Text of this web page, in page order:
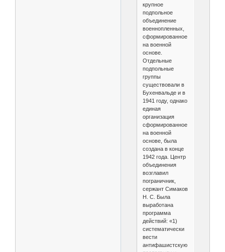
крупное
подпольное
объединение
военнопленных,
сформированное
на военной
основе.
Отдельные
подпольные
группы
существовали в
Бухенвальде и в
1941 году, однако
единая
организация
сформированное
на военной
основе, была
создана в конце
1942 года. Центр
объединения
возглавил
пограничник,
сержант Симаков
Н. С. Была
выработана
программа
действий: «1)
систематически
вести
антифашистскую